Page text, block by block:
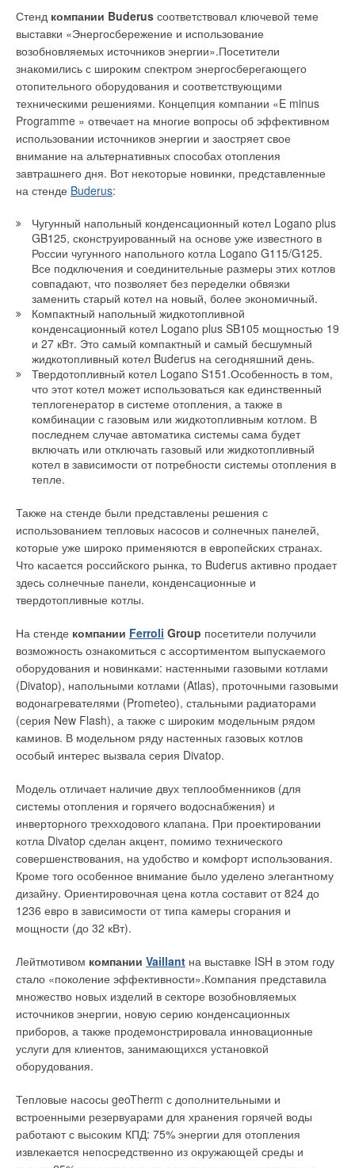
Стенд компании Buderus соответствовал ключевой теме
выставки «Энергосбережение и использование
возобновляемых источников энергии».Посетители
знакомились с широким спектром энергосберегающего
отопительного оборудования и соответствующими
техническими решениями. Концепция компании «E minus
Programme » отвечает на многие вопросы об эффективном
использовании источников энергии и заостряет свое
внимание на альтернативных способах отопления
завтрашнего дня. Вот некоторые новинки, представленные
на стенде Buderus:
Чугунный напольный конденсационный котел Logano plus
GB125, сконструированный на основе уже известного в
России чугунного напольного котла Logano G115/G125.
Все подключения и соединительные размеры этих котлов
совпадают, что позволяет без переделки обвязки
заменить старый котел на новый, более экономичный.
Компактный напольный жидкотопливной
конденсационный котел Logano plus SB105 мощностью 19
и 27 кВт. Это самый компактный и самый бесшумный
жидкотопливный котел Buderus на сегодняшний день.
Твердотопливный котел Logano S151.Особенность в том,
что этот котел может использоваться как единственный
теплогенератор в системе отопления, а также в
комбинации с газовым или жидкотопливным котлом. В
последнем случае автоматика системы сама будет
включать или отключать газовый или жидкотопливный
котел в зависимости от потребности системы отопления в
тепле.
Также на стенде были представлены решения с
использованием тепловых насосов и солнечных панелей,
которые уже широко применяются в европейских странах.
Что касается российского рынка, то Buderus активно продает
здесь солнечные панели, конденсационные и
твердотопливные котлы.
На стенде компании Ferroli Group посетители получили
возможность ознакомиться с ассортиментом выпускаемого
оборудования и новинками: настенными газовыми котлами
(Divatop), напольными котлами (Atlas), проточными газовыми
водонагревателями (Prometeo), стальными радиаторами
(серия New Flash), а также с широким модельным рядом
каминов. В модельном ряду настенных газовых котлов
особый интерес вызвала серия Divatop.
Модель отличает наличие двух теплообменников (для
системы отопления и горячего водоснабжения) и
инверторного трехходового клапана. При проектировании
котла Divatop сделан акцент, помимо технического
совершенствования, на удобство и комфорт использования.
Кроме того особенное внимание было уделено элегантному
дизайну. Ориентировочная цена котла составит от 824 до
1236 евро в зависимости от типа камеры сгорания и
мощности (до 32 кВт).
Лейтмотивом компании Vaillant на выставке ISH в этом году
стало «поколение эффективности».Компания представила
множество новых изделий в секторе возобновляемых
источников энергии, новую серию конденсационных
приборов, а также продемонстрировала инновационные
услуги для клиентов, занимающихся установкой
оборудования.
Тепловые насосы geoTherm с дополнительными и
встроенными резервуарами для хранения горячей воды
работают с высоким КПД: 75% энергии для отопления
извлекается непосредственно из окружающей среды и